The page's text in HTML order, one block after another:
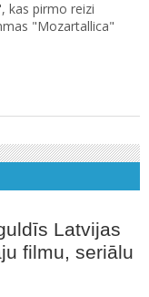
kas pirmo reizi
"Mozartallica"
Latvijas
filmu, seriālu